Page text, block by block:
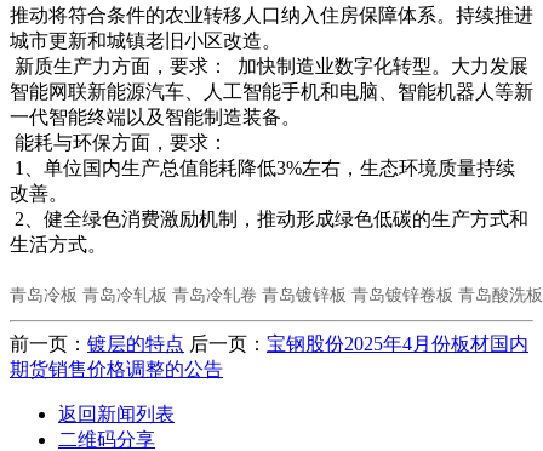
推动将符合条件的农业转移人口纳入住房保障体系。持续推进
城市更新和城镇老旧小区改造。
新质生产力方面，要求： 加快制造业数字化转型。大力发展
智能网联新能源汽车、人工智能手机和电脑、智能机器人等新
一代智能终端以及智能制造装备。
能耗与环保方面，要求：
1、单位国内生产总值能耗降低3%左右，生态环境质量持续
改善。
2、健全绿色消费激励机制，推动形成绿色低碳的生产方式和
生活方式。
青岛冷板 青岛冷轧板 青岛冷轧卷 青岛镀锌板 青岛镀锌卷板 青岛酸洗
前一页： 镀层的特点 后一页： 宝钢股份2025年4月份板材国内
期货销售价格调整的公告
返回新闻列表
二维码分享